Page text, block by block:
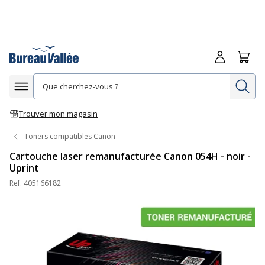
Afficher la navigation
Trouver mon magasin
Me
Toners compatibles Canon
Cartouche laser remanufacturée Canon 054H - noir -
Uprint
Ref. 405166182